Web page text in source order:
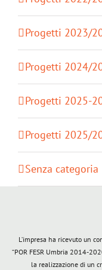
Progetti 2023/
Progetti 2024/
Progetti 2025-
Progetti 2025/
Senza categoria
L’impresa ha ricevuto un
“POR FESR Umbria 2014-
la realizzazione di un